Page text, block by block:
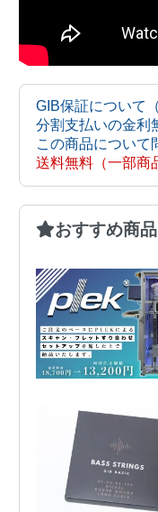
GIB保証について
分割支払いの金利
この商品について
送料無料（一部商
おすすめ商品